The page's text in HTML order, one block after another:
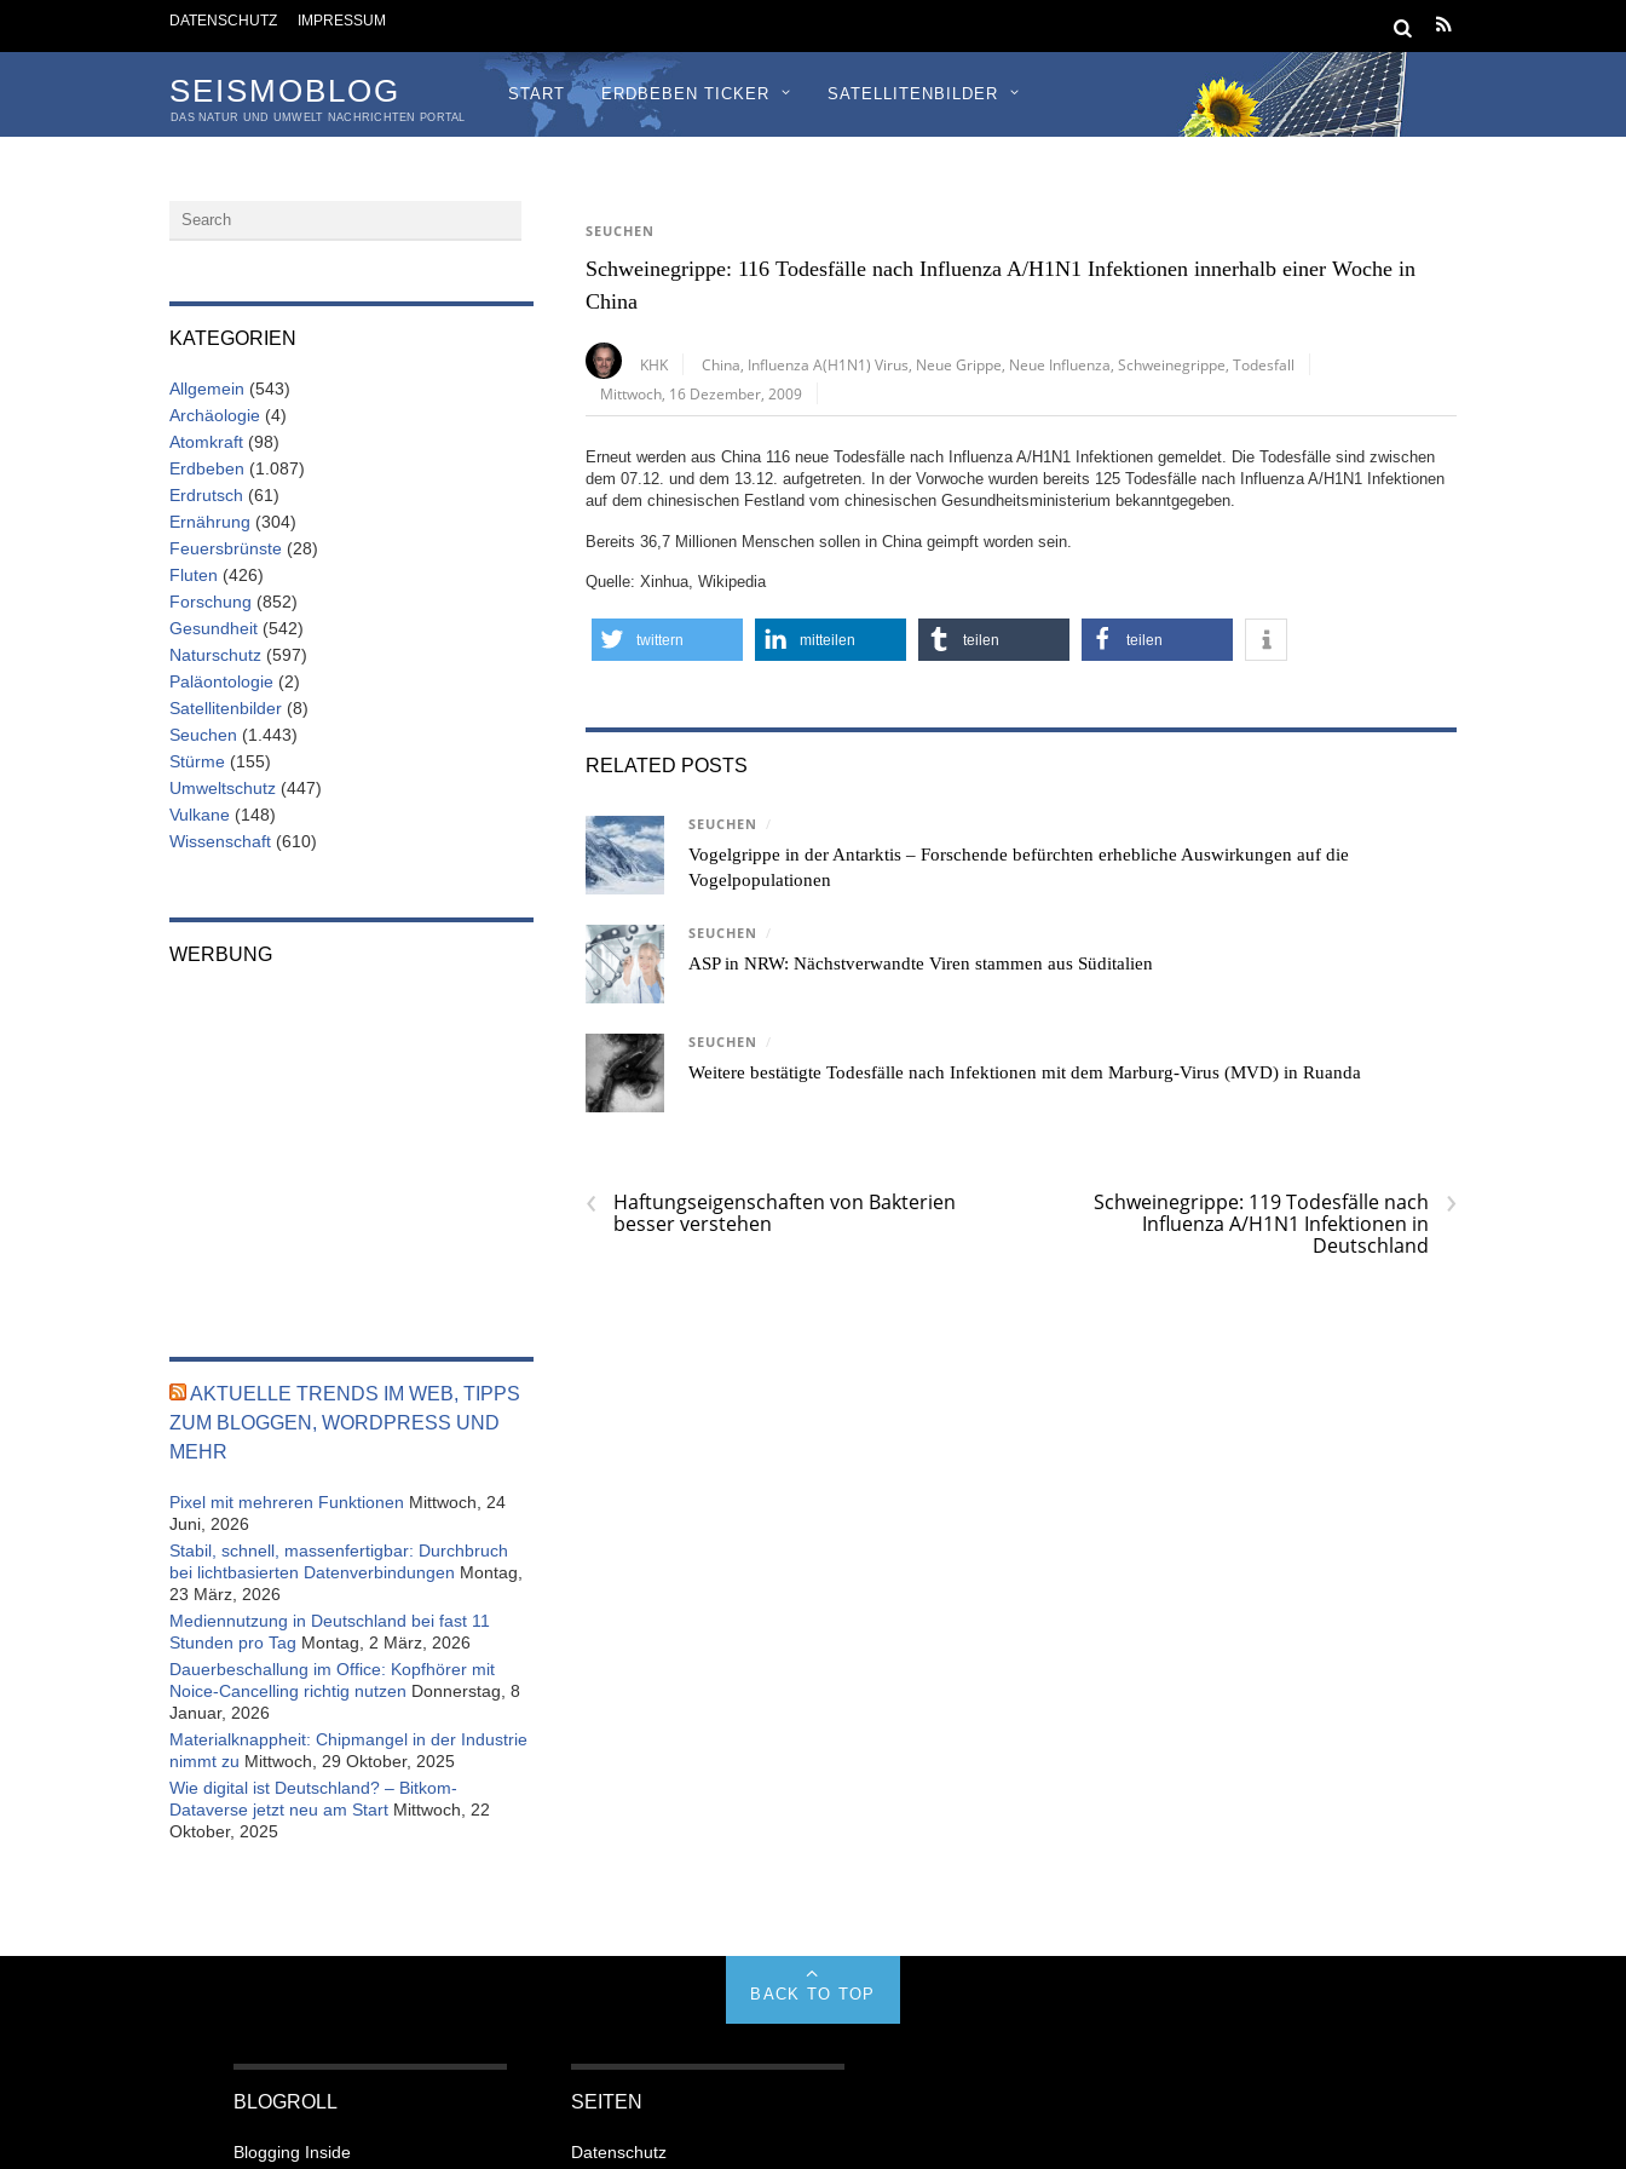
DATENSCHUTZ IMPRESSUM
SEISMOBLOG
DAS NATUR UND UMWELT NACHRICHTEN PORTAL
START ERDBEBEN TICKER SATELLITENBILDER
SEUCHEN
Schweinegrippe: 116 Todesfälle nach Influenza A/H1N1 Infektionen innerhalb einer Woche in
China
KHK China Influenza A(H1N1) Virus Neue Grippe Neue Influenza ,Schweinegrippe ,Todesfall
Mittwoch, 16 Dezember, 2009
Erneut werden aus China 116 neue Todesfälle nach Influenza A/H1N1 Infektionen gemeldet. Die Todesfälle sind zwischen
dem 07.12. und dem 13.12. aufgetreten. In der Vorwoche wurden bereits 125 Todesfälle nach Influenza A/H1N1 Infektionen
auf dem chinesischen Festland vom chinesischen Gesundheitsministerium bekanntgegeben.
Bereits 36,7 Millionen Menschen sollen in China geimpft worden sein.
Quelle: Xinhua, Wikipedia
twittern mitteilen teilen teilen
RELATED POSTS
SEUCHEN /
Vogelgrippe in der Antarktis – Forschende befürchten erhebliche Auswirkungen auf die
Vogelpopulationen
SEUCHEN /
ASP in NRW: Nächstverwandte Viren stammen aus Süditalien
SEUCHEN /
Weitere bestätigte Todesfälle nach Infektionen mit dem Marburg-Virus (MVD) in Ruanda
‹
Haftungseigenschaften von Bakterien
besser verstehen
›
Schweinegrippe: 119 Todesfälle nach
Influenza A/H1N1 Infektionen in
Deutschland
KATEGORIEN
Allgemein (543)
Archäologie (4)
Atomkraft (98)
Erdbeben (1.087)
Erdrutsch (61)
Ernährung (304)
Feuersbrünste (28)
Fluten (426)
Forschung (852)
Gesundheit (542)
Naturschutz (597)
Paläontologie (2)
Satellitenbilder (8)
Seuchen (1.443)
Stürme (155)
Umweltschutz (447)
Vulkane (148)
Wissenschaft (610)
WERBUNG
AKTUELLE TRENDS IM WEB, TIPPS
ZUM BLOGGEN, WORDPRESS UND
MEHR
Pixel mit mehreren Funktionen Mittwoch, 24
Juni, 2026
Stabil, schnell, massenfertigbar: Durchbruch
bei lichtbasierten Datenverbindungen Montag,
23 März, 2026
Mediennutzung in Deutschland bei fast 11
Stunden pro Tag Montag, 2 März, 2026
Dauerbeschallung im Office: Kopfhörer mit
Noice-Cancelling richtig nutzen Donnerstag, 8
Januar, 2026
Materialknappheit: Chipmangel in der Industrie
nimmt zu Mittwoch, 29 Oktober, 2025
Wie digital ist Deutschland? – Bitkom-
Dataverse jetzt neu am Start Mittwoch, 22
Oktober, 2025
BACK TO TOP
BLOGROLL
Blogging Inside
SEITEN
Datenschutz